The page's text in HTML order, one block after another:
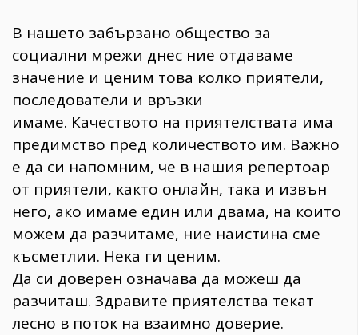
В нашето забързано общество за
социални мрежи днес ние отдаваме
значение и ценим това колко приятели,
последователи и връзки
имаме. Качеството на приятелствата има
предимство пред количеството им. Важно
е да си напомним, че в нашия репертоар
от приятели, както онлайн, така и извън
него, ако имаме един или двама, на които
можем да разчитаме, ние наистина сме
късметлии. Нека ги ценим.
Да си доверен означава да можеш да
разчиташ. Здравите приятелства текат
лесно в поток на взаимно доверие.